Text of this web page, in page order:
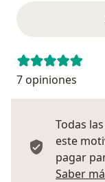
7 opiniones
Todas
este
pagar
Saber